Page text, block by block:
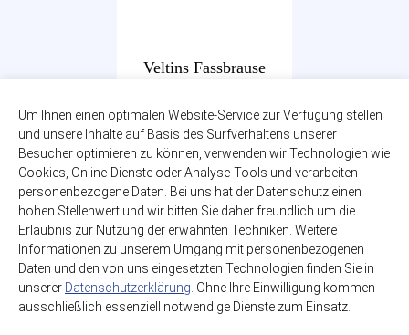
Veltins Fassbrause
6 x 0,33l
zzgl. 0,48€ Pfand
Glas-MEHRWEG
5,99€
(3,03€ / Liter)
Um Ihnen einen optimalen Website-Service zur Verfügung stellen
und unsere Inhalte auf Basis des Surfverhaltens unserer
Besucher optimieren zu können, verwenden wir Technologien wie
Cookies, Online-Dienste oder Analyse-Tools und verarbeiten
personenbezogene Daten. Bei uns hat der Datenschutz einen
hohen Stellenwert und wir bitten Sie daher freundlich um die
Erlaubnis zur Nutzung der erwähnten Techniken. Weitere
Informationen zu unserem Umgang mit personenbezogenen
Daten und den von uns eingesetzten Technologien finden Sie in
unserer Datenschutzerklärung . Ohne Ihre Einwilligung kommen
ausschließlich essenziell notwendige Dienste zum Einsatz.